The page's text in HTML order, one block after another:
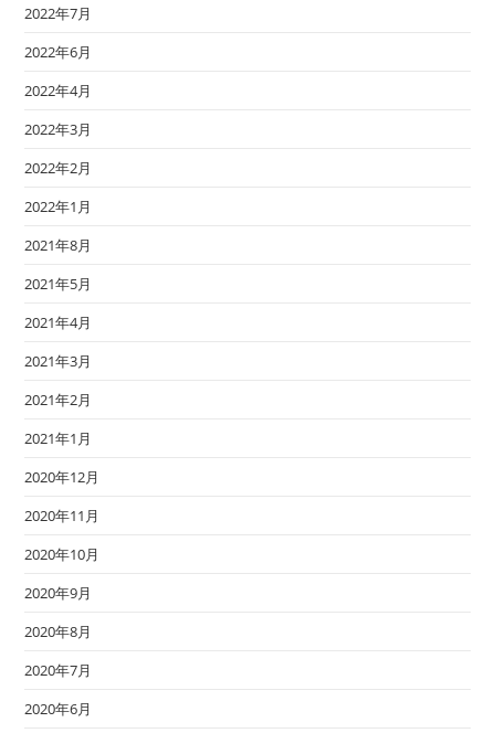
2022年7月
2022年6月
2022年4月
2022年3月
2022年2月
2022年1月
2021年8月
2021年5月
2021年4月
2021年3月
2021年2月
2021年1月
2020年12月
2020年11月
2020年10月
2020年9月
2020年8月
2020年7月
2020年6月